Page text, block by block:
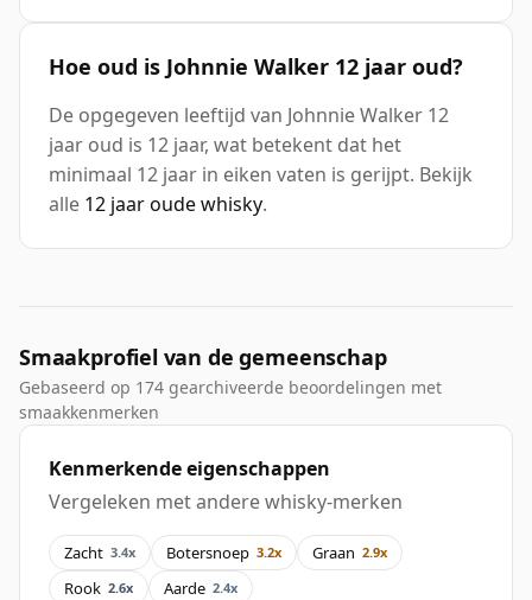
Hoe oud is Johnnie Walker 12 jaar oud?
De opgegeven leeftijd van Johnnie Walker 12
jaar oud is 12 jaar, wat betekent dat het
minimaal 12 jaar in eiken vaten is gerijpt. Bekijk
alle 12 jaar oude whisky.
Smaakprofiel van de gemeenschap
Gebaseerd op 174 gearchiveerde beoordelingen met
smaakkenmerken
Kenmerkende eigenschappen
Vergeleken met andere whisky-merken
Zacht 3.4x Botersnoep 3.2x Graan 2.9x
Rook 2.6x Aarde 2.4x